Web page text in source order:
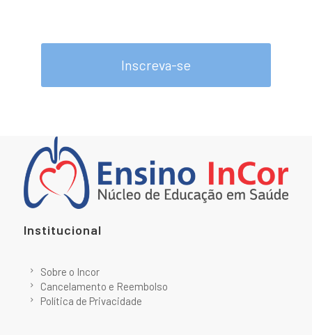
Inscreva-se
Institucional
Sobre o Incor
Cancelamento e Reembolso
Política de Privacidade